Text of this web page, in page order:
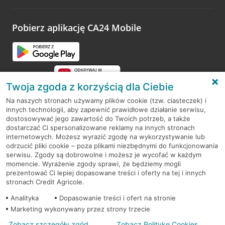
opinie.
Pobierz aplikację CA24 Mobile
RODO
Regulamin serwisu
Mapa serwisu
PolitykaCookies
Twoja zgoda z korzyścią dla Ciebie
Na naszych stronach używamy plików cookie (tzw. ciasteczek) i
innych technologii, aby zapewnić prawidłowe działanie serwisu,
dostosowywać jego zawartość do Twoich potrzeb, a także
dostarczać Ci spersonalizowane reklamy na innych stronach
internetowych. Możesz wyrazić zgodę na wykorzystywanie lub
odrzucić pliki cookie – poza plikami niezbędnymi do funkcjonowania
serwisu. Zgody są dobrowolne i możesz je wycofać w każdym
momencie. Wyrażenie zgody sprawi, że będziemy mogli
prezentować Ci lepiej dopasowane treści i oferty na tej i innych
stronach Credit Agricole.
Analityka
Dopasowanie treści i ofert na stronie
Marketing wykonywany przez strony trzecie